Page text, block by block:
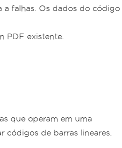
a falhas. Os dados do código
PDF existente.
que operam em uma
de barras lineares.